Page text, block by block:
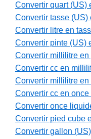
Convertir quart (US)
Convertir tasse (US)
Convertir litre en
Convertir pinte (US)
Convertir millilitre en
Convertir cc en
Convertir millilitre en
Convertir cc en
Convertir once
Convertir pied cube
Convertir gallon